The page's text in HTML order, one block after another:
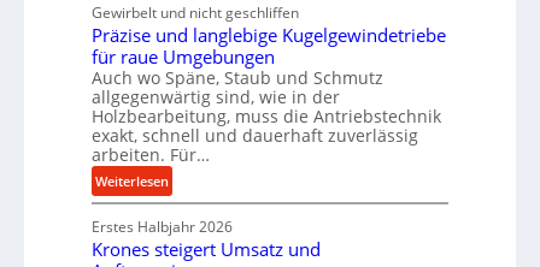
e
b
e
i
m
D
r
ü
c
r
u
g
e
l
g
e
w
i
n
d
e
Gewirbelt und nicht geschliffen
Präzise und langlebige Kugelgewindetriebe
für raue Umgebungen
Auch wo Späne, Staub und Schmutz
allgegenwärtig sind, wie in der
Holzbearbeitung, muss die Antriebstechnik
exakt, schnell und dauerhaft zuverlässig
arbeiten. Für…
Weiterlesen:
P
r
ä
Erstes Halbjahr 2026
Krones steigert Umsatz und